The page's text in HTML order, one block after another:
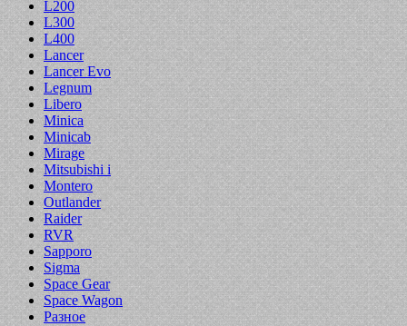
L200
L300
L400
Lancer
Lancer Evo
Legnum
Libero
Minica
Minicab
Mirage
Mitsubishi i
Montero
Outlander
Raider
RVR
Sapporo
Sigma
Space Gear
Space Wagon
Разное